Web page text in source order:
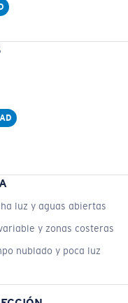
luz y aguas abiertas
y zonas costeras
nublado y poca luz